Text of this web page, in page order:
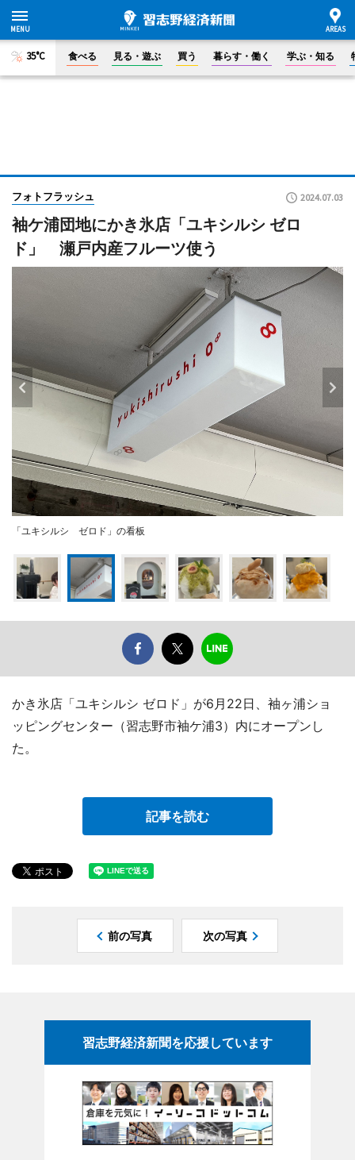
35°C 食べる 見る・遊ぶ 買う 暮らす・働く 学ぶ・知る
フォトフラッシュ 2024.07.03
袖ケ浦団地にかき氷店「ユキシルシ ゼロ
ド」 瀬戸内産フルーツ使う
「ユキシルシ ゼロド」の看板
かき氷店「ユキシルシ ゼロド」が6月22日、袖ヶ浦ショ
ッピングセンター（習志野市袖ケ浦3）内にオープンし
た。
記事を読む
前の写真 次の写真
習志野経済新聞を応援しています